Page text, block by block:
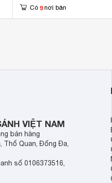
Có 9 nơi bán
VIỆT NAM
bán hàng
Thổ Quan, Đống Đa,
số 0106373516,